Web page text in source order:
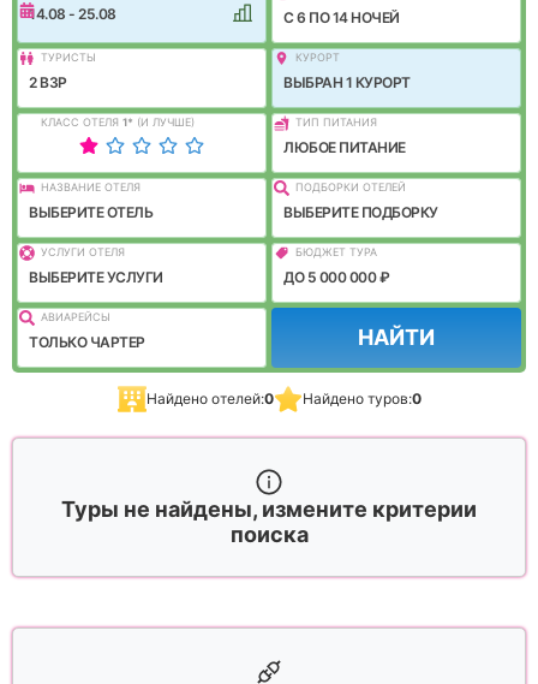
14.08 - 25.08 C 6 ПО 14 НОЧЕЙ
ТУРИСТЫ
2 ВЗР
КУРОРТ
ВЫБРАН 1 КУРОРТ
КЛАСС ОТЕЛЯ 1* (И ЛУЧШЕ) ТИП ПИТАНИЯ
ЛЮБОЕ ПИТАНИЕ
НАЗВАНИЕ ОТЕЛЯ
ВЫБЕРИТЕ ОТЕЛЬ
ПОДБОРКИ ОТЕЛЕЙ
ВЫБЕРИТЕ ПОДБОРКУ
УСЛУГИ ОТЕЛЯ
ВЫБЕРИТЕ УСЛУГИ
БЮДЖЕТ ТУРА
ДО 5 000 000 ₽
АВИАРЕЙСЫ
ТОЛЬКО ЧАРТЕР НАЙТИ
Найдено отелей:0 Найдено туров:0
Туры не найдены, измените критерии
поиска